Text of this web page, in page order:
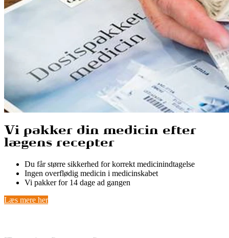
Vi pakker din medicin efter
lægens recepter
Du får større sikkerhed for korrekt medicinindtagelse
Ingen overflødig medicin i medicinskabet
Vi pakker for 14 dage ad gangen
Læs mere her